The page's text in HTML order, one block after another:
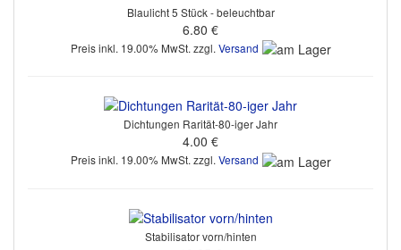
Blaulicht 5 Stück - beleuchtbar
6.80 €
Preis inkl. 19.00% MwSt. zzgl. Versand
Dichtungen Rarität-80-iger Jahr
4.00 €
Preis inkl. 19.00% MwSt. zzgl. Versand
Stabilisator vorn/hinten